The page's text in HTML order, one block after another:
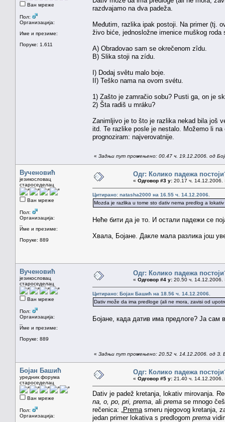
Ван мреже
Пол:
Организација:
Име и презиме:
Поруке: 1.611
razdvajamo na dva padeža.
Međutim, razlika ipak postoji. Na primer (tj.
živo biće, jednosložne imenice muškog
A) Obradovao sam se okrečenom zȋdu.
B) Slika stoji na zídu.
I) Dodaj svȇtu malo boje.
II) Teško nama na ovom svétu.
1) Zašto je zamračio sobu? Pusti ga, on je
2) Šta radiš u mráku?
Zanimljivo je to što je razlika nekad bila još
itd. Te razlike posle je nestalo. Možemo li
prognoziram: najverovatnije.
« Задњи пут промењено: 00.47 ч. 19.12.2006. од
Вученовић
језикословац
староседелац
Ван мреже
Пол:
Организација:
Име и презиме:
Поруке: 889
Одг: Колико падежа
« Одговор #3 у: 20.17 ч. 14.12.2006.
Цитирано: natasha2000 на 16.55 ч. 14.12.2006.
Mozda je razlika u tome sto dativ nema predlog a
Неће бити да је то. И остали падежи се
Хвала, Бојане. Дакле мала разлика још
Вученовић
језикословац
староседелац
Ван мреже
Пол:
Организација:
Име и презиме:
Поруке: 889
Одг: Колико падежа
« Одговор #4 у: 20.50 ч. 14.12.2006.
Цитирано: Бојан Башић на 18.56 ч. 14.12.2006.
Dativ može da ima predloge (ali ne mora, zavisi od
Бојане, када датив има предлоге? Ја сам
« Задњи пут промењено: 20.52 ч. 14.12.2006. од З.
Бојан Башић
уредник форума
староседелац
Ван мреже
Пол:
Организација:
Одг: Колико падежа
« Одговор #5 у: 21.40 ч. 14.12.2006.
Dativ je padež kretanja, lokativ mirovanja.
na, o, po, pri, prema , ali prema se mnogo
rečenica: „ Prema smeru njegovog kretanja,
jedan primer lokativa s predlogom prema